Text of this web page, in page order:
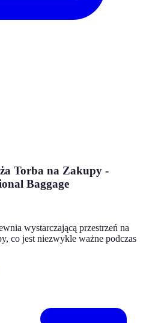
Torba na Zakupy -
Baggage
wystarczającą przestrzeń na
co jest niezwykle ważne podczas